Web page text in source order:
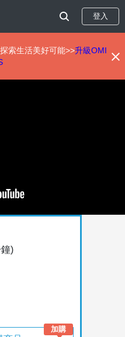
登入
索生活美好可能>>升級OMI
)